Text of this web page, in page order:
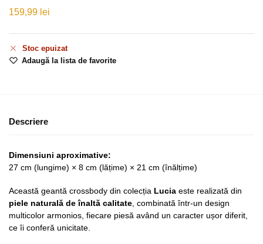
159,99 lei
Stoc epuizat
Adaugă la lista de favorite
Descriere
Dimensiuni aproximative:
27 cm (lungime) × 8 cm (lățime) × 21 cm (înălțime)
Această geantă crossbody din colecția Lucia este realizată din
piele naturală de înaltă calitate, combinată într-un design
multicolor armonios, fiecare piesă având un caracter ușor diferit,
ce îi conferă unicitate.